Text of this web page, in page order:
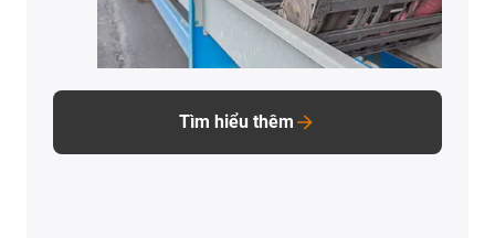
Tìm hiểu thêm